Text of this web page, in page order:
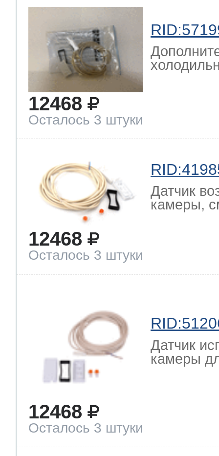
12468
Осталось 3 штуки
Датчик
камеры,
12468
Осталось 3 штуки
Датчик
камеры
12468
Осталось 3 штуки